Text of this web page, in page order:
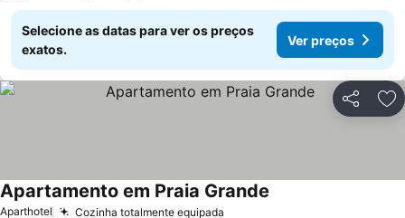
Selecione as datas para ver os preços
exatos.
Ver preços
Partilhar
Aparthotel Cozinha totalmente equipada
Apartamento em Praia Grande